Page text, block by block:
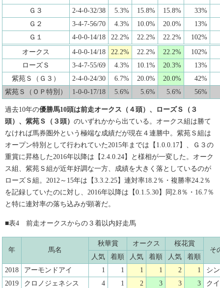
Ｇ３
2-4-0-32/38 5.3% 15.8% 15.8%
33%
Ｇ２
3-4-7-56/70 4.3% 10.0% 20.0%
13%
Ｇ１
4-0-0-14/18 22.2% 22.2% 22.2%
102%
オークス
4-0-0-14/18 22.2% 22.2% 22.2%
102%
ローズＳ
3-4-7-55/69 4.3% 10.1% 20.3%
13%
紫苑Ｓ（Ｇ３）
2-4-0-24/30 6.7% 20.0% 20.0%
42%
紫苑Ｓ（ＯＰ特別）
1-0-0-17/18 5.6% 5.6% 5.6% 56%
過去10年の優勝馬10頭は前走オークス（４頭）、ローズＳ（３
頭）、紫苑Ｓ（３頭） のいずれかから出ている。オークス組は勝て
なければ馬券圏外という極端な成績だが現在４連勝中。紫苑Ｓ組は
オープン特別として行われていた2015年までは【1.0.0.17】、Ｇ３の
重賞に昇格した2016年以降は【2.4.0.24】と様相が一変した。オーク
ス組、紫苑Ｓ組が近年好調な一方、成績を大きく落としているのが
ローズＳ組。2012～15年は【3.3.2.25】連対率18.2％・複勝率24.2％
を記録していたのに対し、2016年以降は【0.1.5.30】同2.8％・16.7％
と特に連対率の落ち込みが顕著だ。
■表4 前走オークスからの３着以内好走馬
年 馬名
秋華賞 オークス
桜花賞
そ
人気
着順 人気 着順 人気
着順
2018
アーモンドアイ 1 1 1 1 2 1
シ
2019
クロノジェネシス 4 1 2 3 3 3
ク